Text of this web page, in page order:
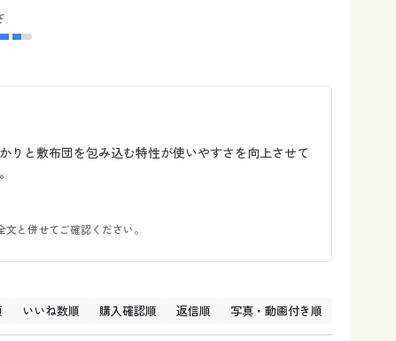
りと敷布団を包み込む特性が使いやすさを向上させて
と併せてご確認ください。
いいね数順 購入確認順 返信順 写真・動画付き順